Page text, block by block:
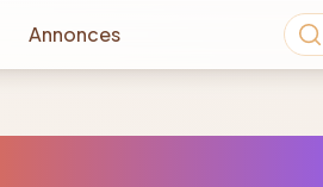
Annonces